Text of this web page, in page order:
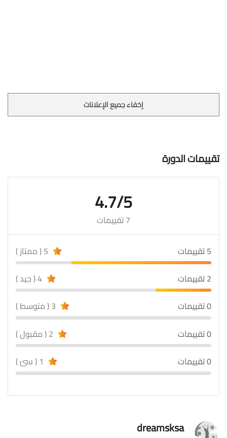
إخفاء جميع الإعلانات
تقييمات الدورة
4.7/5
7 تقييمات
5 تقييمات
2 تقييمات
0 تقييمات
0 تقييمات
0 تقييمات
dreamsksa